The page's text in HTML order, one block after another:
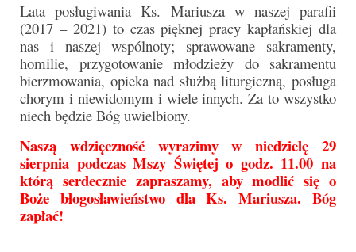
Kościół Rektoracki
Vademecum
Wspólnoty parafialne
Niezbędnik Katolika
Kaplica Adoracji
Lata posługiwania Ks. Mariusza w naszej parafii
(2017 – 2021) to czas pięknej pracy kapłańskiej dla
nas i naszej wspólnoty; sprawowane sakramenty,
homilie, przygotowanie młodzieży do sakramentu
bierzmowania, opieka nad służbą liturgiczną, posługa
chorym i niewidomym i wiele innych. Za to wszystko
niech będzie Bóg uwielbiony.
Naszą wdzięczność wyrazimy w niedzielę 29
sierpnia podczas Mszy Świętej o godz. 11.00 na
którą serdecznie zapraszamy, aby modlić się o
Boże błogosławieństwo dla Ks. Mariusza. Bóg
zapłać!